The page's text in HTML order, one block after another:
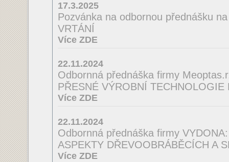
17.3.2025
Pozvánka na odbornou přednášku
VRTÁNÍ
Více ZDE
22.11.2024
Odbornná přednáška firmy
PŘESNÉ VÝROBNÍ
Více ZDE
22.11.2024
Odbornná přednáška firmy VYDONA:
ASPEKTY DŘEVOOBRÁBĚCÍCH A
Více ZDE